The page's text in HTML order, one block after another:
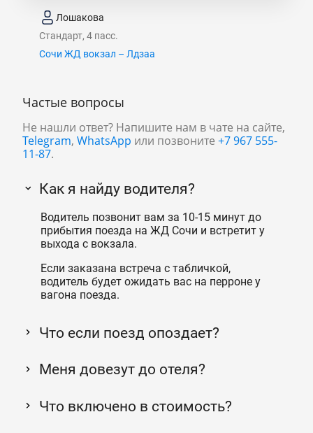
Лошакова
Стандарт, 4 пасс.
Сочи ЖД вокзал – Лдзаа
Частые вопросы
Не нашли ответ? Напишите нам в чате на сайте,
Telegram, WhatsApp или позвоните +7 967 555-
11-87.
Как я найду водителя?
Водитель позвонит вам за 10-15 минут до
прибытия поезда на ЖД Сочи и встретит у
выхода с вокзала.
Если заказана встреча с табличкой,
водитель будет ожидать вас на перроне у
вагона поезда.
Что если поезд опоздает?
Меня довезут до отеля?
Что включено в стоимость?